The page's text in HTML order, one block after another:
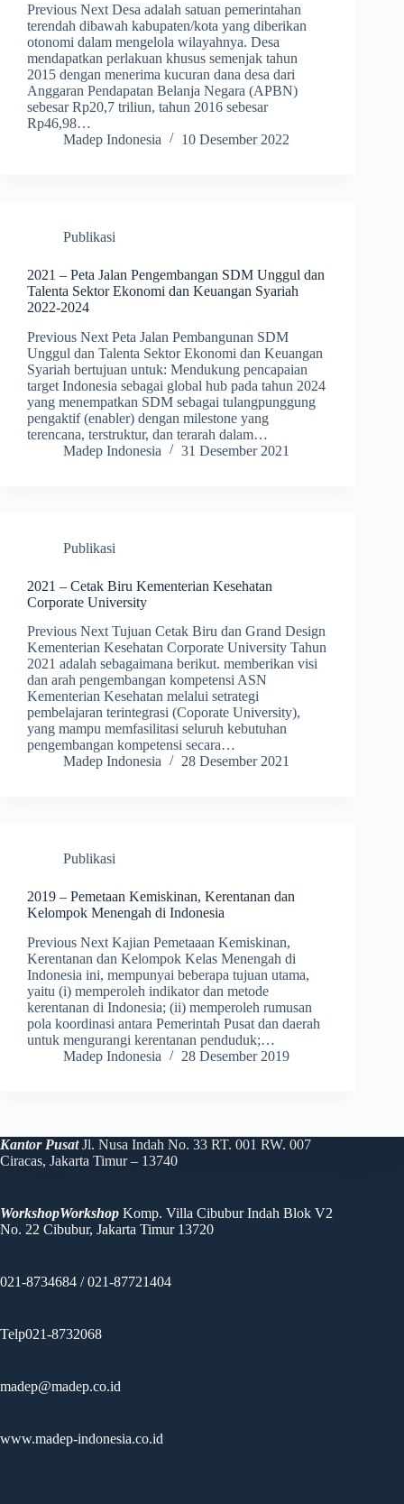
Previous Next Desa adalah satuan pemerintahan
terendah dibawah kabupaten/kota yang diberikan
otonomi dalam mengelola wilayahnya. Desa
mendapatkan perlakuan khusus semenjak tahun
2015 dengan menerima kucuran dana desa dari
Anggaran Pendapatan Belanja Negara (APBN)
sebesar Rp20,7 triliun, tahun 2016 sebesar
Rp46,98…
Madep Indonesia
10 Desember 2022
Publikasi
2021 – Peta Jalan Pengembangan SDM Unggul dan
Talenta Sektor Ekonomi dan Keuangan Syariah
2022-2024
Previous Next Peta Jalan Pembangunan SDM
Unggul dan Talenta Sektor Ekonomi dan Keuangan
Syariah bertujuan untuk: Mendukung pencapaian
target Indonesia sebagai global hub pada tahun 2024
yang menempatkan SDM sebagai tulangpunggung
pengaktif (enabler) dengan milestone yang
terencana, terstruktur, dan terarah dalam…
Madep Indonesia
31 Desember 2021
Publikasi
2021 – Cetak Biru Kementerian Kesehatan
Corporate University
Previous Next Tujuan Cetak Biru dan Grand Design
Kementerian Kesehatan Corporate University Tahun
2021 adalah sebagaimana berikut. memberikan visi
dan arah pengembangan kompetensi ASN
Kementerian Kesehatan melalui setrategi
pembelajaran terintegrasi (Coporate University),
yang mampu memfasilitasi seluruh kebutuhan
pengembangan kompetensi secara…
Madep Indonesia
28 Desember 2021
Publikasi
2019 – Pemetaan Kemiskinan, Kerentanan dan
Kelompok Menengah di Indonesia
Previous Next Kajian Pemetaaan Kemiskinan,
Kerentanan dan Kelompok Kelas Menengah di
Indonesia ini, mempunyai beberapa tujuan utama,
yaitu (i) memperoleh indikator dan metode
kerentanan di Indonesia; (ii) memperoleh rumusan
pola koordinasi antara Pemerintah Pusat dan daerah
untuk mengurangi kerentanan penduduk;…
Madep Indonesia
28 Desember 2019
Kantor PusatJl. Nusa Indah No. 33 RT. 001 RW. 007
Ciracas, Jakarta Timur – 13740
WorkshopWorkshop Komp. Villa Cibubur Indah Blok V2
No. 22 Cibubur, Jakarta Timur 13720
021-8734684 / 021-87721404
Telp021-8732068
madep@madep.co.id
www.madep-indonesia.co.id